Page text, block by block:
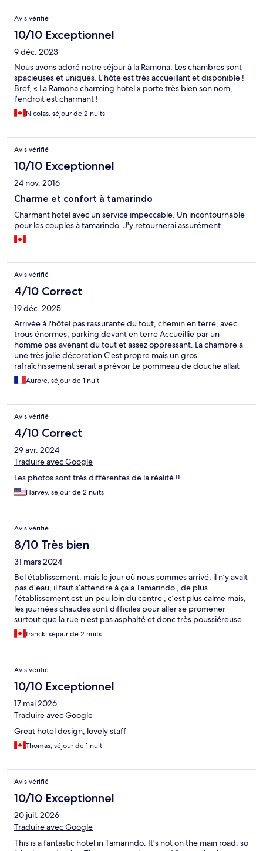
Avis vérifié
10/10 Exceptionnel
9 déc. 2023
Nous avons adoré notre séjour à la Ramona. Les chambres sont
spacieuses et uniques. L’hôte est très accueillant et disponible !
Bref, « La Ramona charming hotel » porte très bien son nom,
l’endroit est charmant !
Nicolas, séjour de 2 nuits
Avis vérifié
10/10 Exceptionnel
24 nov. 2016
Charme et confort à tamarindo
Charmant hotel avec un service impeccable. Un incontournable
pour les couples à tamarindo. J'y retournerai assurément.
Avis vérifié
4/10 Correct
19 déc. 2025
Arrivée à l'hôtel pas rassurante du tout, chemin en terre, avec
trous énormes, parking devant en terre Accueillie par un
homme pas avenant du tout et assez oppressant. La chambre a
une très jolie décoration C'est propre mais un gros
rafraîchissement serait a prévoir Le pommeau de douche allait
dans tous les sens car trous bouchés Aucune insonorisation Une
porte vitrée cassée Un systeme de fermeture pas optimal Un
bon Seulement du café , pas de thé
Aurore, séjour de 1 nuit
Avis vérifié
4/10 Correct
29 avr. 2024
Traduire avec Google
Les photos sont très différentes de la réalité !!
Harvey, séjour de 2 nuits
Avis vérifié
8/10 Très bien
31 mars 2024
Bel établissement, mais le jour où nous sommes arrivé, il n’y avait
pas d’eau, il faut s’attendre à ça a Tamarindo , de plus
l’établissement est un peu loin du centre , c’est plus calme mais,
les journées chaudes sont difficiles pour aller se promener
surtout que la rue n’est pas asphalté et donc très poussiéreuse
franck, séjour de 2 nuits
Avis vérifié
10/10 Exceptionnel
17 mai 2026
Traduire avec Google
Great hotel design, lovely staff
Thomas, séjour de 1 nuit
Avis vérifié
10/10 Exceptionnel
20 juil. 2026
Traduire avec Google
This is a fantastic hotel in Tamarindo. It's not on the main road, so